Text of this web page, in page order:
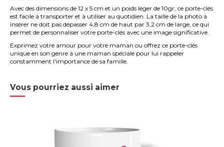
Avec des dimensions de 12 x 5 cm et un poids léger de 10gr, ce porte-clés
est facile à transporter et à utiliser au quotidien. La taille de la photo à
insérer ne doit pas dépasser 4,8 cm de haut par 3,2 cm de large, ce qui
permet de personnaliser votre porte-clés avec une image significative.
Exprimez votre amour pour votre maman ou offrez ce porte-clés
unique en son genre à une maman spéciale pour lui rappeler
constamment l'importance de sa famille.
Vous pourriez aussi aimer